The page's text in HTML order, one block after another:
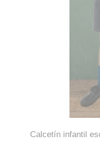
Calcetín infantil